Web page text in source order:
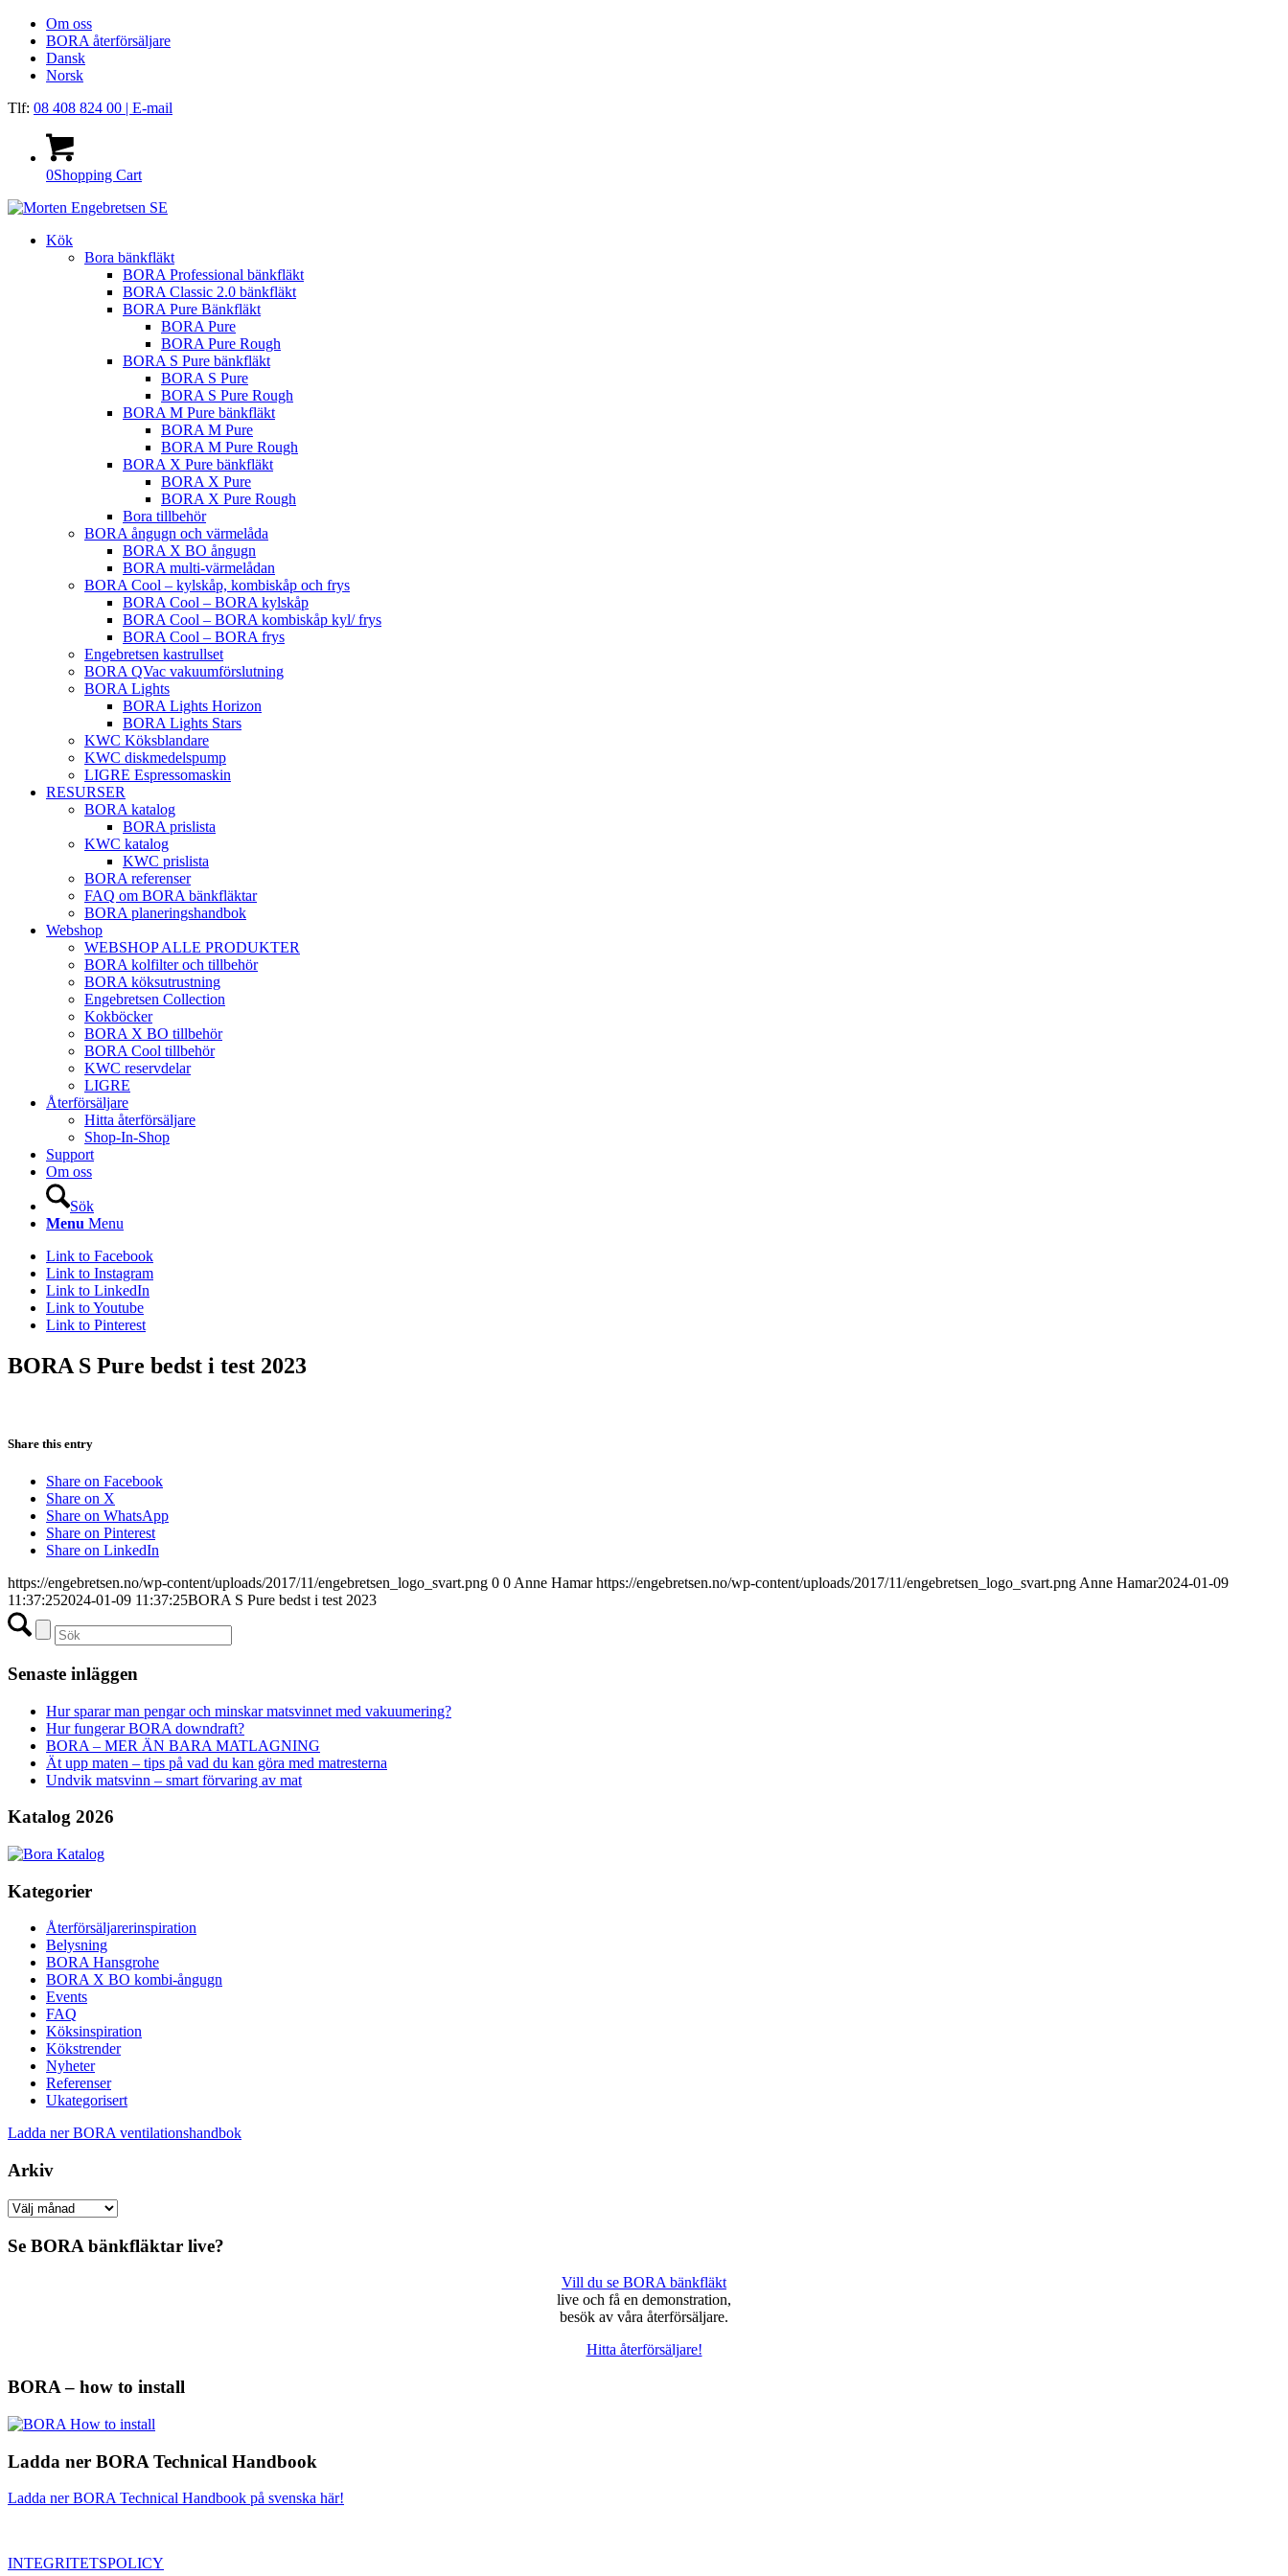
Om oss
BORA återförsäljare
Dansk
Norsk
Tlf: 08 408 824 00 | E-mail
0Shopping Cart
Kök
Bora bänkfläkt
BORA Professional bänkfläkt
BORA Classic 2.0 bänkfläkt
BORA Pure Bänkfläkt
BORA Pure
BORA Pure Rough
BORA S Pure bänkfläkt
BORA S Pure
BORA S Pure Rough
BORA M Pure bänkfläkt
BORA M Pure
BORA M Pure Rough
BORA X Pure bänkfläkt
BORA X Pure
BORA X Pure Rough
Bora tillbehör
BORA ångugn och värmelåda
BORA X BO ångugn
BORA multi-värmelådan
BORA Cool – kylskåp, kombiskåp och frys
BORA Cool – BORA kylskåp
BORA Cool – BORA kombiskåp kyl/ frys
BORA Cool – BORA frys
Engebretsen kastrullset
BORA QVac vakuumförslutning
BORA Lights
BORA Lights Horizon
BORA Lights Stars
KWC Köksblandare
KWC diskmedelspump
LIGRE Espressomaskin
RESURSER
BORA katalog
BORA prislista
KWC katalog
KWC prislista
BORA referenser
FAQ om BORA bänkfläktar
BORA planeringshandbok
Webshop
WEBSHOP ALLE PRODUKTER
BORA kolfilter och tillbehör
BORA köksutrustning
Engebretsen Collection
Kokböcker
BORA X BO tillbehör
BORA Cool tillbehör
KWC reservdelar
LIGRE
Återförsäljare
Hitta återförsäljare
Shop-In-Shop
Support
Om oss
Sök
Menu Menu
Link to Facebook
Link to Instagram
Link to LinkedIn
Link to Youtube
Link to Pinterest
BORA S Pure bedst i test 2023
Share this entry
Share on Facebook
Share on X
Share on WhatsApp
Share on Pinterest
Share on LinkedIn
https://engebretsen.no/wp-content/uploads/2017/11/engebretsen_logo_svart.png 0 0 Anne Hamar https://engebretsen.no/wp-content/uploads/2017/11/engebretsen_logo_svart.png Anne Hamar2024-01-09
11:37:252024-01-09 11:37:25BORA S Pure bedst i test 2023
Senaste inläggen
Hur sparar man pengar och minskar matsvinnet med vakuumering?
Hur fungerar BORA downdraft?
BORA – MER ÄN BARA MATLAGNING
Ät upp maten – tips på vad du kan göra med matresterna
Undvik matsvinn – smart förvaring av mat
Katalog 2026
Kategorier
Återförsäljarerinspiration
Belysning
BORA Hansgrohe
BORA X BO kombi-ångugn
Events
FAQ
Köksinspiration
Kökstrender
Nyheter
Referenser
Ukategorisert
Ladda ner BORA ventilationshandbok
Arkiv
Arkiv
Se BORA bänkfläktar live?
Vill du se BORA bänkfläkt
live och få en demonstration,
besök av våra återförsäljare.
Hitta återförsäljare!
BORA – how to install
Ladda ner BORA Technical Handbook
Ladda ner BORA Technical Handbook på svenska här!
INTEGRITETSPOLICY